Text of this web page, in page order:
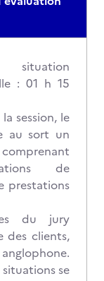
: 01 h 15
session, le
au sort un
de
prestations
du jury
des clients,
se